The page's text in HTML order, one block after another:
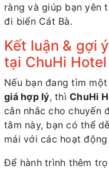
ràng và giúp bạn yên
đi biển Cát Bà.
Kết luận & gợi
tại ChuHi
Nếu bạn đang tìm
giá hợp lý, thì ChuHi
cân nhắc cho chuyến
tâm này, bạn có thể
mái với các hoạt
Để hành trình thêm